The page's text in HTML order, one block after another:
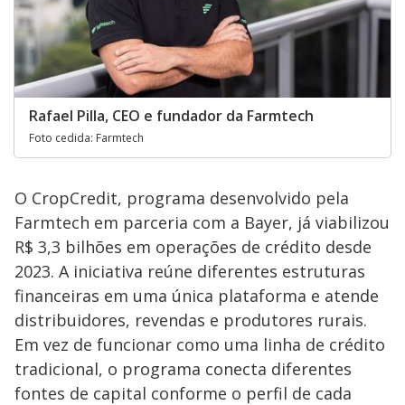
Rafael Pilla, CEO e fundador da Farmtech
Foto cedida: Farmtech
O CropCredit, programa desenvolvido pela
Farmtech em parceria com a Bayer, já viabilizou
R$ 3,3 bilhões em operações de crédito desde
2023. A iniciativa reúne diferentes estruturas
financeiras em uma única plataforma e atende
distribuidores, revendas e produtores rurais.
Em vez de funcionar como uma linha de crédito
tradicional, o programa conecta diferentes
fontes de capital conforme o perfil de cada